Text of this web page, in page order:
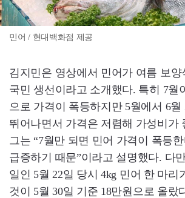
민어 / 현대백화점 제공
김지민은 영상에서 민어가 여름 보
국민 생선이라고 소개했다. 특히 7월
으로 가격이 폭등하지만 5월에서 6
뛰어나면서 가격은 저렴해 가성비가
그는 “7월만 되면 민어 가격이 폭등
급증하기 때문”이라고 설명했다. 다
일인 5월 22일 당시 4kg 민어 한 마리
것이 5월 30일 기준 18만원으로 올랐